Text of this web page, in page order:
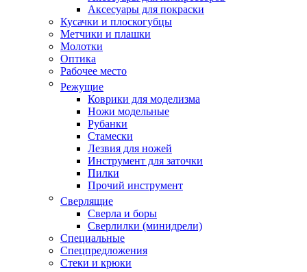
Аксесуары для покраски
Кусачки и плоскогубцы
Метчики и плашки
Молотки
Оптика
Рабочее место
Режущие
Коврики для моделизма
Ножи модельные
Рубанки
Стамески
Лезвия для ножей
Инструмент для заточки
Пилки
Прочий инструмент
Сверлящие
Сверла и боры
Сверлилки (минидрели)
Специальные
Спецпредложения
Стеки и крюки